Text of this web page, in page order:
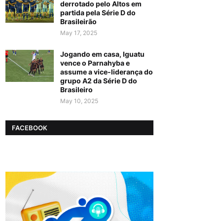
derrotado pelo Altos em
partida pela Série D do
Brasileirão
May 17, 2025
Jogando em casa, Iguatu
vence o Parnahyba e
assume a vice-liderança do
grupo A2 da Série D do
Brasileiro
May 10, 2025
FACEBOOK